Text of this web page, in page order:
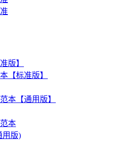
版】
【标准版】
本【通用版】
本
用版)